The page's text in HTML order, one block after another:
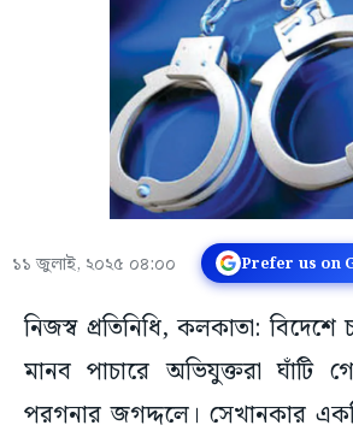
১১ জুলাই, ২০২৫ ০৪:০০ Prefer us on
নিজস্ব প্রতিনিধি, কলকাতা:
মানব পাচারে অভিযুক্তরা ঘাঁটি
পরগনার জগদ্দলে। সেখানকার